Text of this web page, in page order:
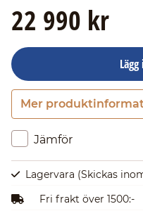
22 990 kr
Mer
Jämför
Lagervara (Skickas
Fri frakt över 1500:-